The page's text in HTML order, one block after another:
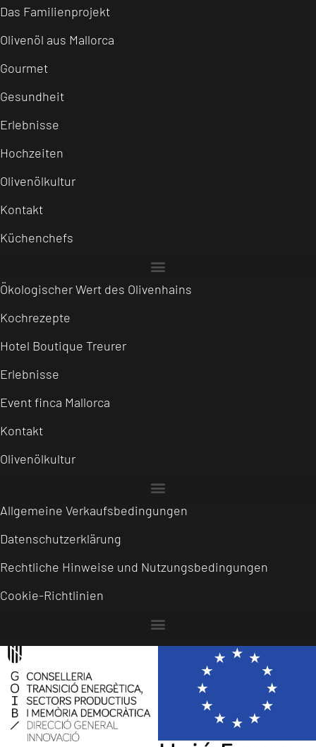
Das Familienprojekt
Olivenöl aus Mallorca
Gourmet
Gesundheit
Erlebnisse
Hochzeiten
Olivenölkultur
Kontakt
Küchenchefs
Ökologischer Wert des Olivenhains
Kochrezepte
Hotel Boutique Treurer
Erlebnisse
Event finca Mallorca
Kontakt
Olivenölkultur
Allgemeine Verkaufsbedingungen
Datenschutzerklärung
Rechtliche Hinweise und Nutzungsbedingungen
Cookie-Richtlinien